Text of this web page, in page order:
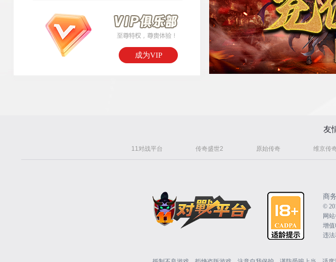
成为VIP
友
11对战平台 传奇盛世2 原始传奇 维京传
商
©️
网
增值
违法